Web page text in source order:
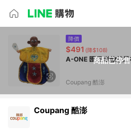
商品已停售
降價
$491 (降$108)
Coupang 酷澎
Coupang 酷澎